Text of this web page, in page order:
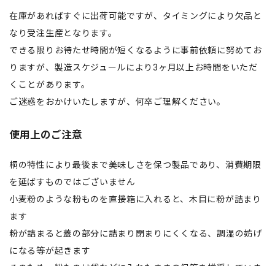
在庫があればすぐに出荷可能ですが、タイミングにより欠品と
なり受注生産となります。
できる限りお待たせ時間が短くなるように事前依頼に努めてお
りますが、製造スケジュールにより3ヶ月以上お時間をいただ
くことがあります。
ご迷惑をおかけいたしますが、何卒ご理解ください。
使用上のご注意
桐の特性により最後まで美味しさを保つ製品であり、消費期限
を延ばすものではございません
小麦粉のような粉ものを直接箱に入れると、木目に粉が詰まり
ます
粉が詰まると蓋の部分に詰まり閉まりにくくなる、調湿の妨げ
になる等が起きます